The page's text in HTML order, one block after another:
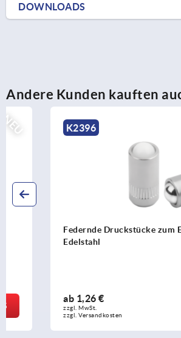
DOWNLOADS
Andere Kunden kauften
Federnde Druckstücke zum
ab
zzgl. Versandkosten